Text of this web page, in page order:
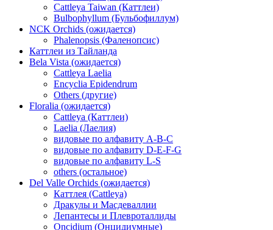
Cattleya Taiwan (Каттлеи)
Bulbophyllum (Бульбофиллум)
NCK Orchids (ожидается)
Phalenopsis (Фаленопсис)
Каттлеи из Тайланда
Bela Vista (ожидается)
Cattleya Laelia
Encyclia Epidendrum
Others (другие)
Floralia (ожидается)
Cattleya (Каттлеи)
Laelia (Лаелия)
видовые по алфавиту A-B-C
видовые по алфавиту D-E-F-G
видовые по алфавиту L-S
others (остальное)
Del Valle Orchids (ожидается)
Каттлея (Cattleya)
Дракулы и Масдеваллии
Лепантесы и Плевроталлиды
Oncidium (Онцидиумные)